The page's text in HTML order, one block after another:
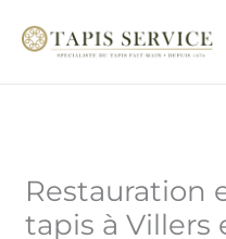
Restauration
tapis à Villers